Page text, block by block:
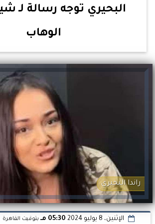
البحيري توجه رسالة لـ
الوهاب
راندا البحيري
الإثنين، 8 يوليو 2024 05:30 مـ بتوقيت القاهرة